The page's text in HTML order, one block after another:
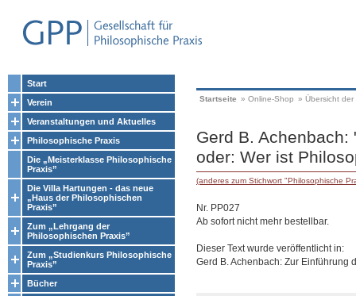
Start
Verein
Veranstaltungen und Aktuelles
Philosophische Praxis
Die „Meisterklasse Philosophische
Praxis”
Die Villa Hartungen - das neue
„Haus der Philosophischen
Praxis”
Zum „Lehrgang der
Philosophischen Praxis”
Zum „Studienkurs Philosophische
Praxis”
Bücher
Startseite » Online-Shop » Übersicht
Gerd B.
oder: Wer ist
(anderes zum Stichwort "Philosophische
Nr. PP027
Ab sofort nicht mehr bestellbar.
Dieser Text wurde veröffentlicht in:
Gerd B. Achenbach: Zur Einführung